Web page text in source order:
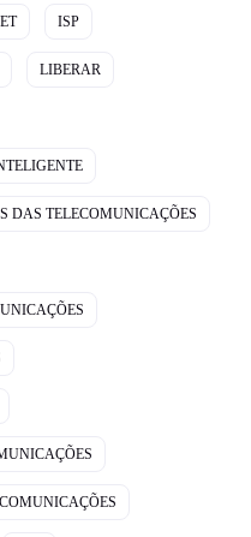
ISP
LIBERAR
DAS TELECOMUNICAÇÕES